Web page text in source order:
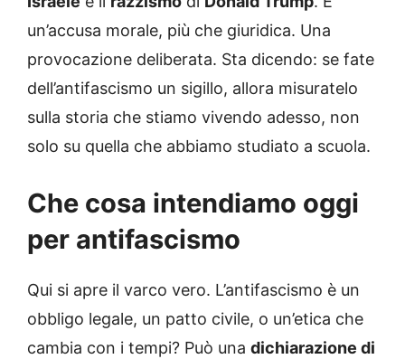
un’accusa morale, più che giuridica. Una
provocazione deliberata. Sta dicendo: se fate
dell’antifascismo un sigillo, allora misuratelo
sulla storia che stiamo vivendo adesso, non
solo su quella che abbiamo studiato a scuola.
Che cosa intendiamo oggi
per antifascismo
Qui si apre il varco vero. L’antifascismo è un
obbligo legale, un patto civile, o un’etica che
cambia con i tempi? Può una dichiarazione di